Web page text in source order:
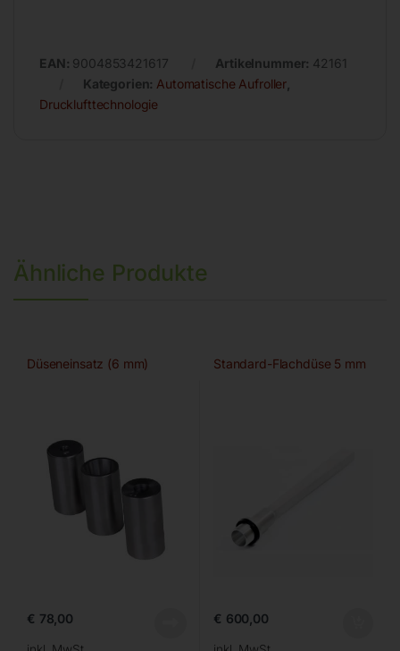
EAN: 9004853421617 Artikelnummer: 42161
Kategorien: Automatische Aufroller
Drucklufttechnologie
Ähnliche Produkte
Düseneinsatz (6 mm)
€ 78,00
Standard-Flachdüse 5 mm
€ 600,00